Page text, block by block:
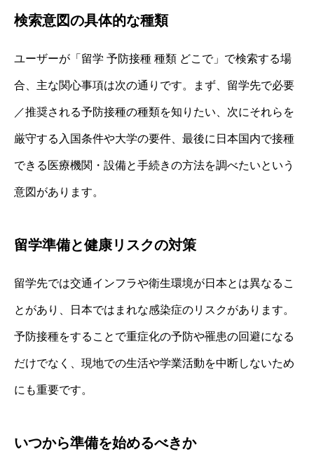
検索意図の具体的な種類
ユーザーが「留学 予防接種 種類 どこで」で検索する場
合、主な関心事項は次の通りです。まず、留学先で必要
／推奨される予防接種の種類を知りたい、次にそれらを
厳守する入国条件や大学の要件、最後に日本国内で接種
できる医療機関・設備と手続きの方法を調べたいという
意図があります。
留学準備と健康リスクの対策
留学先では交通インフラや衛生環境が日本とは異なるこ
とがあり、日本ではまれな感染症のリスクがあります。
予防接種をすることで重症化の予防や罹患の回避になる
だけでなく、現地での生活や学業活動を中断しないため
にも重要です。
いつから準備を始めるべきか